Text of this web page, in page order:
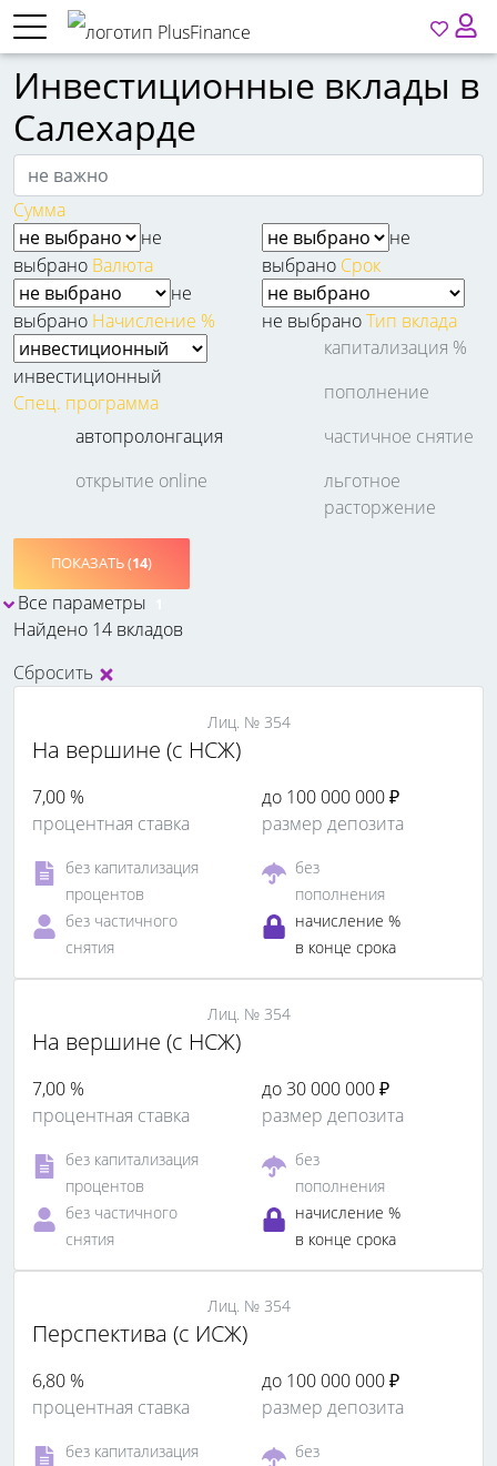
Инвестиционные вклады в
Салехарде
Сумма
не
выбрано Валюта
не
выбрано Срок
не
выбрано Начисление % не выбраноТип вклада
инвестиционный
Спец. программа
капитализация %
пополнение
автопролонгация
открытие online
частичное снятие
льготное
расторжение
ПОКАЗАТЬ (14)
Все параметры
Найдено 14 вкладов
Сбросить
Лиц. № 354
На вершине (с НСЖ)
7,00 %
процентная ставка
до 100 000 000 ₽
размер депозита
без капитализация
процентов
без
пополнения
без частичного
снятия
начисление %
в конце срока
Лиц. № 354
На вершине (с НСЖ)
7,00 %
процентная ставка
до 30 000 000 ₽
размер депозита
без капитализация
процентов
без
пополнения
без частичного
снятия
начисление %
в конце срока
Лиц. № 354
Перспектива (с ИСЖ)
6,80 %
процентная ставка
до 100 000 000 ₽
размер депозита
без капитализация
без